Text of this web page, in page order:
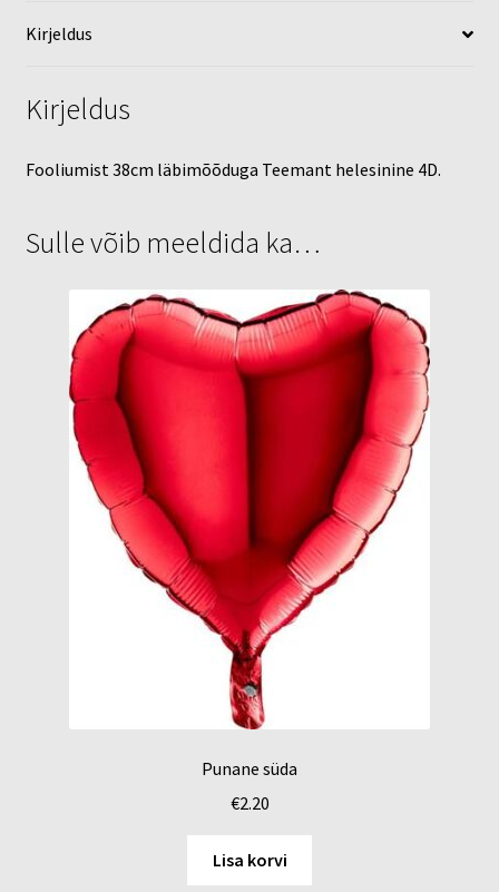
Kirjeldus
Kirjeldus
Fooliumist 38cm läbimõõduga Teemant helesinine 4D.
Sulle võib meeldida ka…
Punane süda
€2.20
Lisa korvi